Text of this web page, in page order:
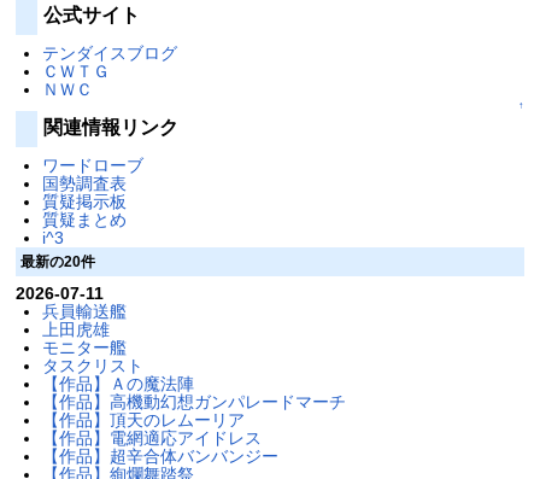
公式サイト
テンダイスブログ
ＣＷＴＧ
ＮＷＣ
↑
関連情報リンク
ワードローブ
国勢調査表
質疑掲示板
質疑まとめ
i^3
最新の20件
2026-07-11
兵員輸送艦
上田虎雄
モニター艦
タスクリスト
【作品】Ａの魔法陣
【作品】高機動幻想ガンパレードマーチ
【作品】頂天のレムーリア
【作品】電網適応アイドレス
【作品】超辛合体バンバンジー
【作品】絢爛舞踏祭